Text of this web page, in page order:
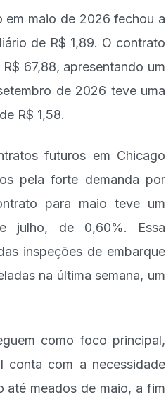
maio de 2026 fechou a
de R$ 1,89. O contrato
67,88, apresentando um
de 2026 teve uma
R$ 1,58.
futuros em Chicago
pela forte demanda por
para maio teve um
julho, de 0,60%. Essa
inspeções de embarque
na última semana, um
como foco principal,
conta com a necessidade
até meados de maio, a fim